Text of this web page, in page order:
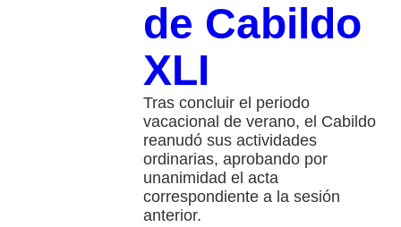
de Cabildo
XLI
Tras concluir el periodo
vacacional de verano, el Cabildo
reanudó sus actividades
ordinarias, aprobando por
unanimidad el acta
correspondiente a la sesión
anterior.